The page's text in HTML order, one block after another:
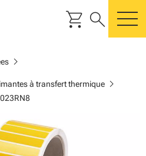
shopping_cart search
chevron_right
à transfert thermiquechevron_right